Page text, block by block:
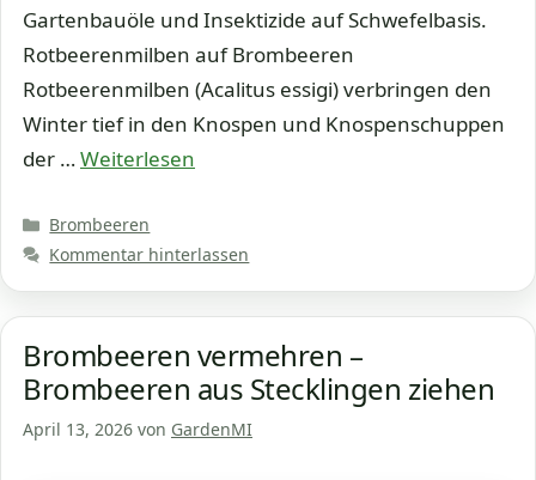
Gartenbauöle und Insektizide auf Schwefelbasis.
Rotbeerenmilben auf Brombeeren
Rotbeerenmilben (Acalitus essigi) verbringen den
Winter tief in den Knospen und Knospenschuppen
der …Weiterlesen
Kategorien
Brombeeren
Kommentar hinterlassen
Brombeeren vermehren –
Brombeeren aus Stecklingen ziehen
April 13, 2026 von GardenMI